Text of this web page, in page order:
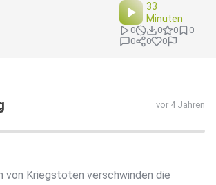
33
Minuten
0 0 0
0
0
0 0
vor 4 Jahren
von Kriegstoten verschwinden die